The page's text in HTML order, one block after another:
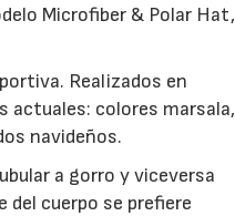
Microfiber & Polar Hat,
Realizados en
actuales: colores marsala,
navideños.
a gorro y viceversa
cuerpo se prefiere